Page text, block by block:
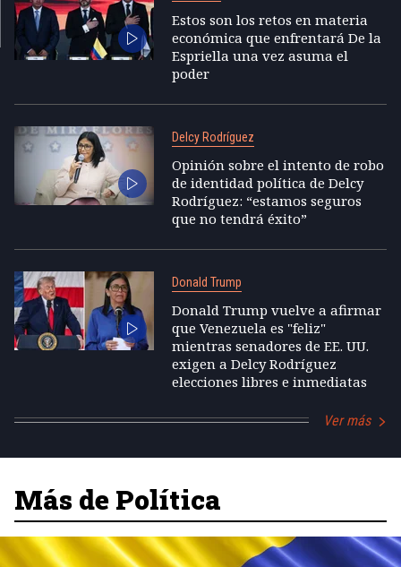
Estos son los retos en materia
económica que enfrentará De la
Espriella una vez asuma el
poder
Delcy Rodríguez
Opinión sobre el intento de robo
de identidad política de Delcy
Rodríguez: “estamos seguros
que no tendrá éxito”
Donald Trump
Donald Trump vuelve a afirmar
que Venezuela es "feliz"
mientras senadores de EE. UU.
exigen a Delcy Rodríguez
elecciones libres e inmediatas
Ver más
Más de Política